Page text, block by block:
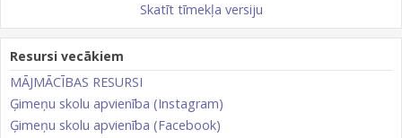
Skatīt tīmekļa versiju
Resursi vecākiem
MĀJMĀCĪBAS RESURSI
Ģimeņu skolu apvienība (Instagram)
Ģimeņu skolu apvienība (Facebook)